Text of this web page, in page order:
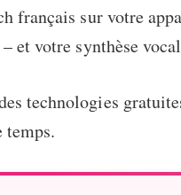
français sur votre
et votre synthèse
technologies
temps.